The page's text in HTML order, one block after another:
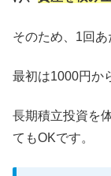
そのため、1回あ
最初は1000円か
長期積立投資を
てもOKです。